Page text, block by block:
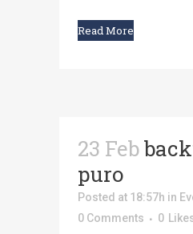
Read More
23 Feb
puro
Posted at 18:57h in
0 Comments
0